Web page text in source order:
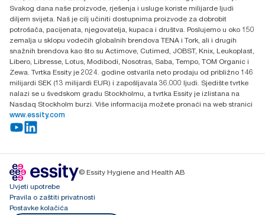
Budakeszi út 51.
Svakog dana naše proizvode, rješenja i usluge koriste milijarde ljudi
diljem svijeta. Naš je cilj učiniti dostupnima proizvode za dobrobit
potrošača, pacijenata, njegovatelja, kupaca i društva. Poslujemo u oko 150
zemalja u sklopu vodećih globalnih brendova TENA i Tork, ali i drugih
snažnih brendova kao što su Actimove, Cutimed, JOBST, Knix, Leukoplast,
Libero, Libresse, Lotus, Modibodi, Nosotras, Saba, Tempo, TOM Organic i
Zewa. Tvrtka Essity je 2024. godine ostvarila neto prodaju od približno 146
milijardi SEK (13 milijardi EUR) i zapošljavala 36.000 ljudi. Sjedište tvrtke
nalazi se u švedskom gradu Stockholmu, a tvrtka Essity je izlistana na
Nasdaq Stockholm burzi. Više informacija možete pronaći na web stranici
www.essity.com
© Essity Hygiene and Health AB
Uvjeti upotrebe
Pravila o zaštiti privatnosti
Postavke kolačića